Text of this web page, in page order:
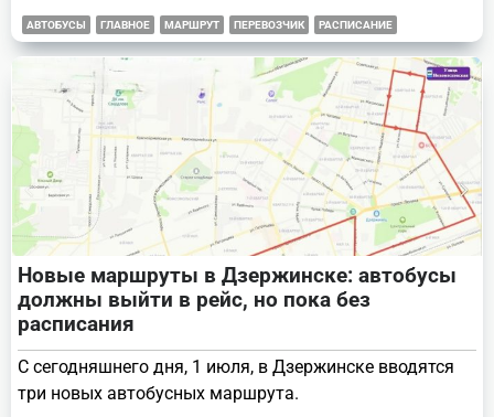
АВТОБУСЫ ГЛАВНОЕ МАРШРУТ ПЕРЕВОЗЧИК РАСПИСАНИЕ
Новые маршруты в Дзержинске: автобусы
должны выйти в рейс, но пока без
расписания
С сегодняшнего дня, 1 июля, в Дзержинске вводятся
три новых автобусных маршрута.